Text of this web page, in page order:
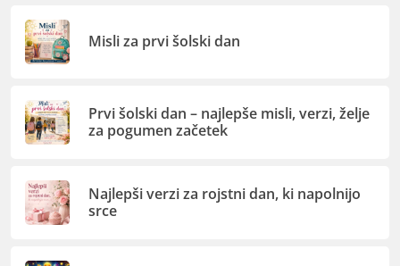
Misli za prvi šolski dan
Prvi šolski dan – najlepše misli, verzi, želje
za pogumen začetek
Najlepši verzi za rojstni dan, ki napolnijo
srce